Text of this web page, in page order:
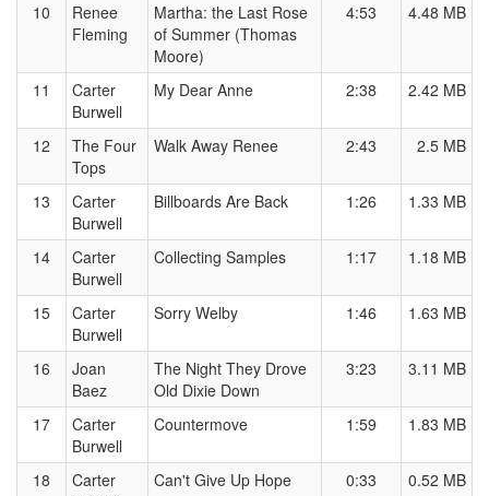
10
Renee
Fleming
Martha: the Last Rose
of Summer (Thomas
Moore)
4:53 4.48 MB
11
Carter
Burwell
My Dear Anne 2:38 2.42 MB
12
The Four
Tops
Walk Away Renee 2:43 2.5 MB
13
Carter
Burwell
Billboards Are Back 1:26 1.33 MB
14
Carter
Burwell
Collecting Samples 1:17 1.18 MB
15
Carter
Burwell
Sorry Welby 1:46 1.63 MB
16
Joan
Baez
The Night They Drove
Old Dixie Down
3:23 3.11 MB
17
Carter
Burwell
Countermove 1:59 1.83 MB
18
Carter
Can't Give Up Hope 0:33 0.52 MB